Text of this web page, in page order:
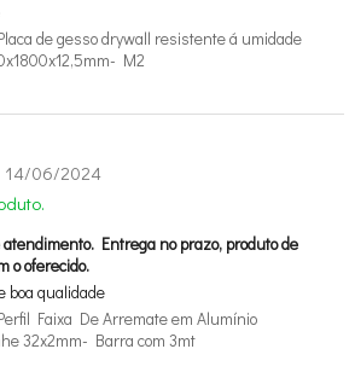
de gesso drywall resistente á umidade
M2
14/06/2024
atendimento. Entrega no prazo, produto de
o oferecido.
boa qualidade
Faixa De Arremate em Alumínio
32x2mm- Barra com 3mt